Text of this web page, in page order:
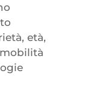
età,